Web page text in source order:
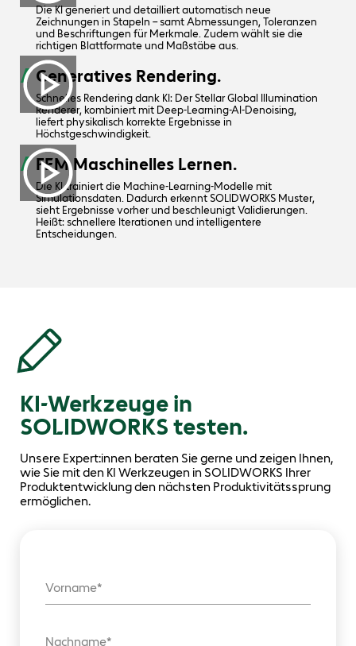
Die KI generiert und detailliert automatisch neue
Zeichnungen in Stapeln – samt Abmessungen, Toleranzen
und Beschriftungen für Merkmale. Zudem wählt sie die
richtigen Blattformate und Maßstäbe aus.
Generatives Rendering.
Schnelles Rendering dank KI: Der Stellar Global Illumination
Renderer, kombiniert mit Deep-Learning-AI-Denoising,
liefert physikalisch korrekte Ergebnisse in
Höchstgeschwindigkeit.
FEM Maschinelles Lernen.
Die KI trainiert die Machine-Learning-Modelle mit
Simulationsdaten. Dadurch erkennt SOLIDWORKS Muster,
sieht Ergebnisse vorher und beschleunigt Validierungen.
Heißt: schnellere Iterationen und intelligentere
Entscheidungen.
KI-Werkzeuge in
SOLIDWORKS testen.
Unsere Expert:innen beraten Sie gerne und zeigen Ihnen,
wie Sie mit den KI Werkzeugen in SOLIDWORKS Ihrer
Produktentwicklung den nächsten Produktivitätssprung
ermöglichen.
Vorname
Nachname